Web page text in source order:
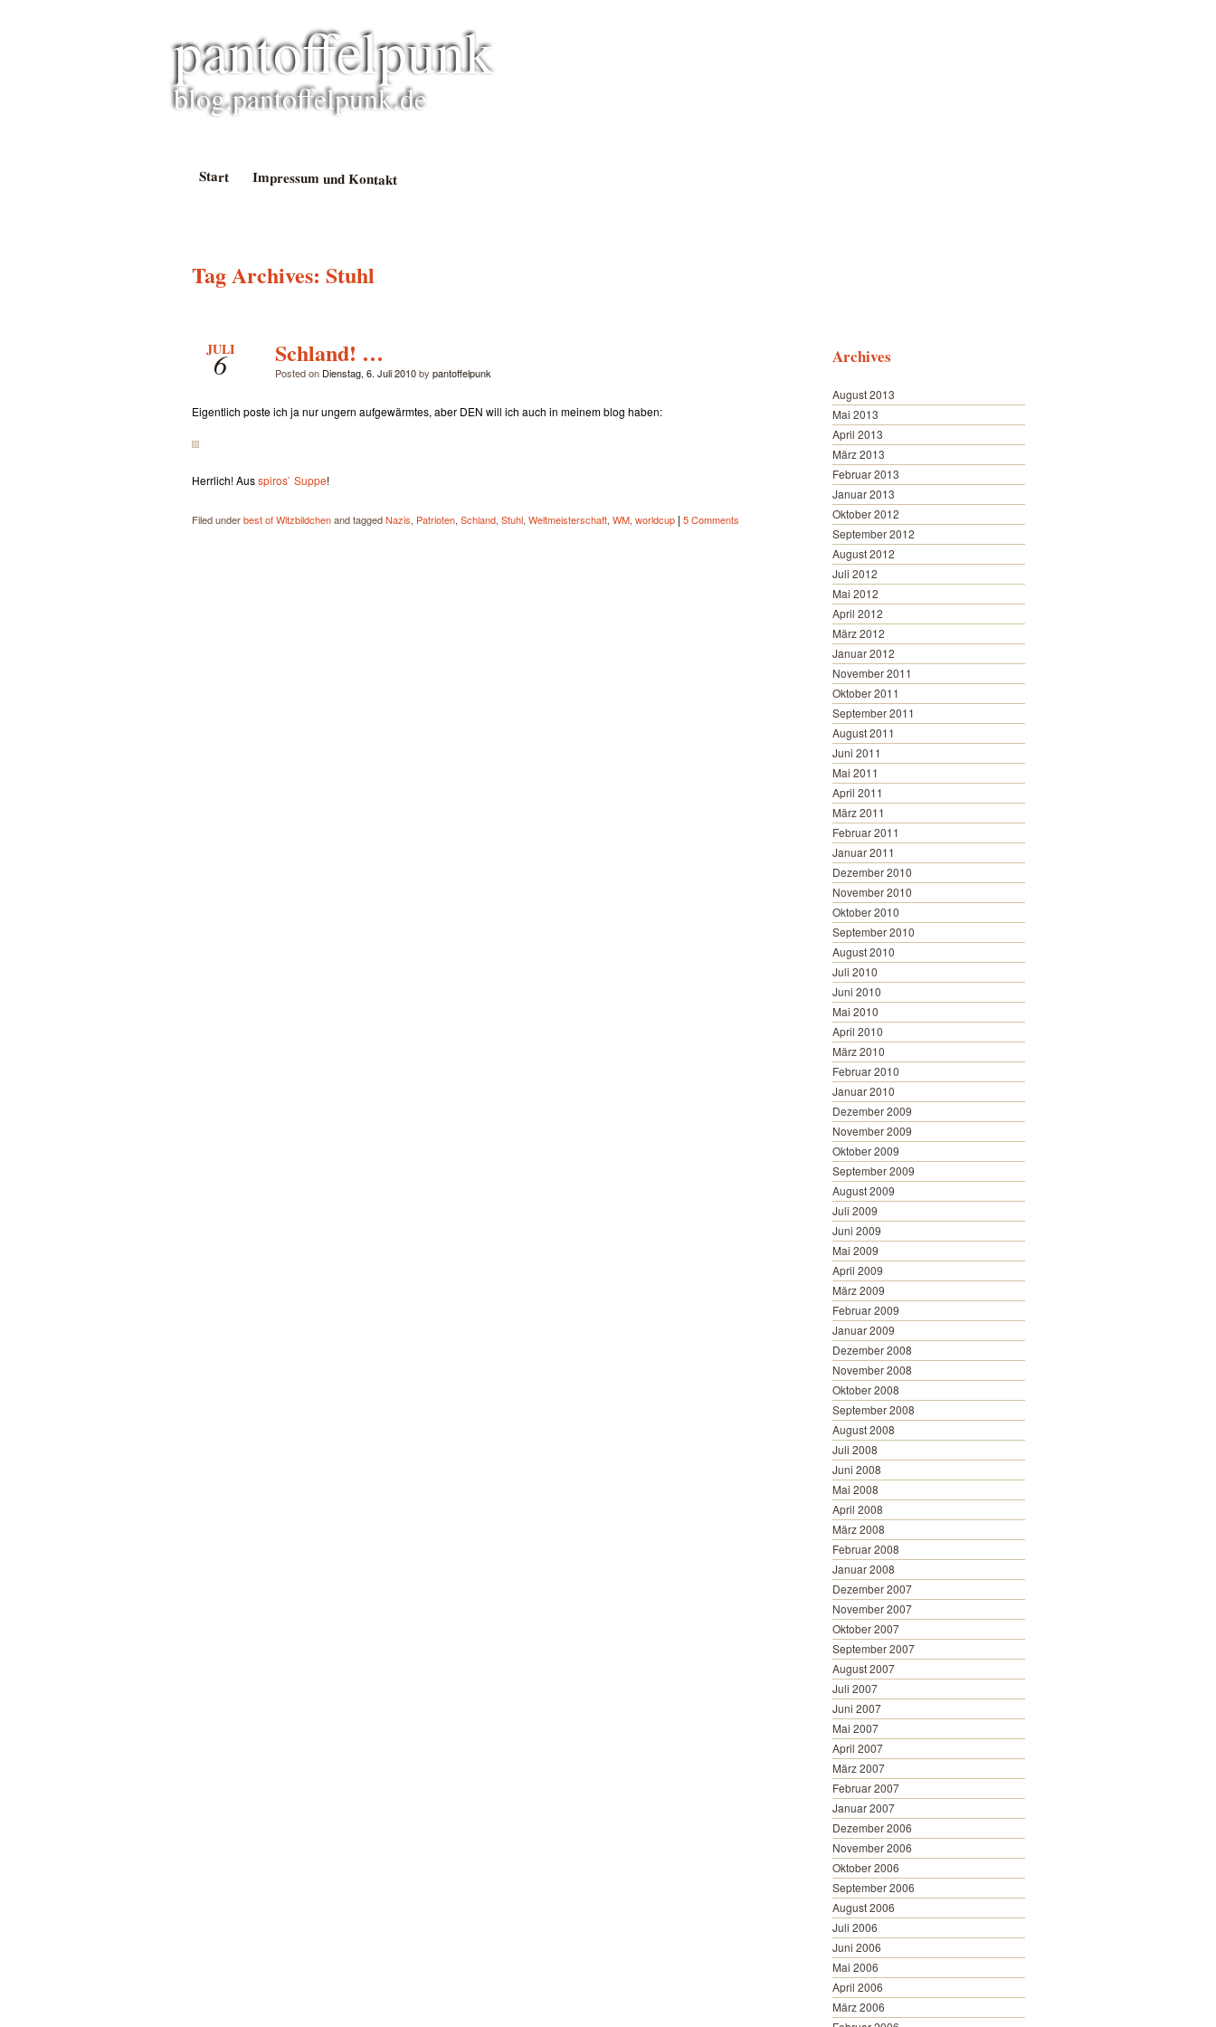
pantoffelpunk
blog.pantoffelpunk.de
Start Impressum und Kontakt
Tag Archives: Stuhl
JULI
6 Schland! …
Posted on Dienstag, 6. Juli 2010by pantoffelpunk
Eigentlich poste ich ja nur ungern aufgewärmtes, aber DEN will ich auch in meinem blog haben:
Herrlich! Ausspiros` Suppe!
Filed underbest of Witzbildchenand taggedNazis, Patrioten, Schland, Stuhl, Weltmeisterschaft, WM, worldcup | 5 Comments
Archives
August 2013
Mai 2013
April 2013
März 2013
Februar 2013
Januar 2013
Oktober 2012
September 2012
August 2012
Juli 2012
Mai 2012
April 2012
März 2012
Januar 2012
November 2011
Oktober 2011
September 2011
August 2011
Juni 2011
Mai 2011
April 2011
März 2011
Februar 2011
Januar 2011
Dezember 2010
November 2010
Oktober 2010
September 2010
August 2010
Juli 2010
Juni 2010
Mai 2010
April 2010
März 2010
Februar 2010
Januar 2010
Dezember 2009
November 2009
Oktober 2009
September 2009
August 2009
Juli 2009
Juni 2009
Mai 2009
April 2009
März 2009
Februar 2009
Januar 2009
Dezember 2008
November 2008
Oktober 2008
September 2008
August 2008
Juli 2008
Juni 2008
Mai 2008
April 2008
März 2008
Februar 2008
Januar 2008
Dezember 2007
November 2007
Oktober 2007
September 2007
August 2007
Juli 2007
Juni 2007
Mai 2007
April 2007
März 2007
Februar 2007
Januar 2007
Dezember 2006
November 2006
Oktober 2006
September 2006
August 2006
Juli 2006
Juni 2006
Mai 2006
April 2006
März 2006